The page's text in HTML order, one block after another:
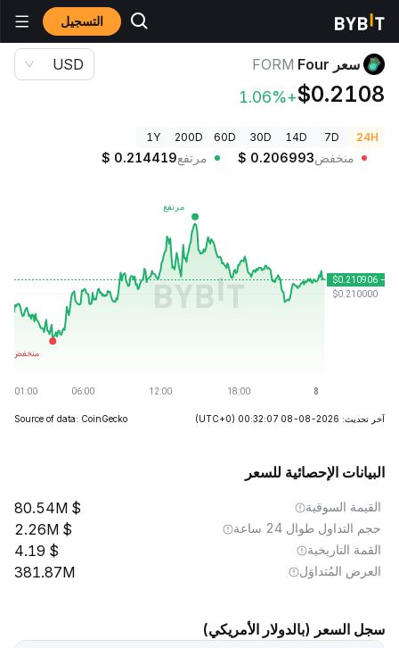
التسجيل أسعار العملات الرقمية
سعر Four FORM
$0.2108
+1.06%
USD
24H
7D
14D
30D
60D
200D
1Y
منخفض $ 0.206993 مرتفع $ 0.214419
آخر تحديث: 2026-08-08 00:32:07 (UTC+0)
Source of data: CoinGecko
البيانات الإحصائية للسعر
القيمة السوقية 80.54M
حجم التداول طوال 24 ساعة 2.26M
القمة التاريخية 4.19
العرض المُتداوَل 381.87M
سجل السعر (بالدولار الأمريكي)